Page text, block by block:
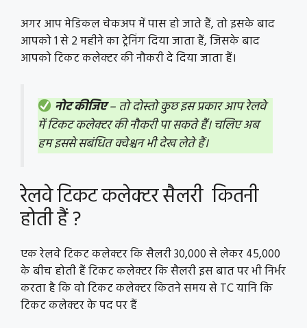
अगर आप मेडिकल चेकअप में पास हो जाते हैं, तो इसके बाद
आपको 1 से 2 महीने का ट्रेनिंग दिया जाता हैं, जिसके बाद
आपको टिकट कलेक्टर की नौकरी दे दिया जाता हैं।
नोट कीजिए– तो दोस्तो कुछ इस प्रकार आप रेलवे
में टिकट कलेक्टर की नौकरी पा सकते हैं। चलिए अब
हम इससे सबंधित क्वेश्चन भी देख लेते हैं।
रेलवे टिकट कलेक्टर सैलरी कितनी
होती हैं ?
एक रेलवे टिकट कलेक्टर कि सैलरी 30,000 से लेकर 45,000
के बीच होती हैं टिकट कलेक्टर कि सैलरी इस बात पर भी निर्भर
करता है कि वो टिकट कलेक्टर कितने समय से TC यानि कि
टिकट कलेक्टर के पद पर हैं